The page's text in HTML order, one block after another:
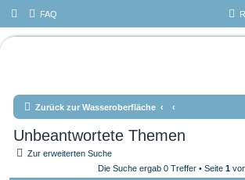
FAQ
Zurück zur Wasseroberfläche
Unbeantwortete Themen
Zur erweiterten Suche
Die Suche ergab 0 Treffer • Seite 1